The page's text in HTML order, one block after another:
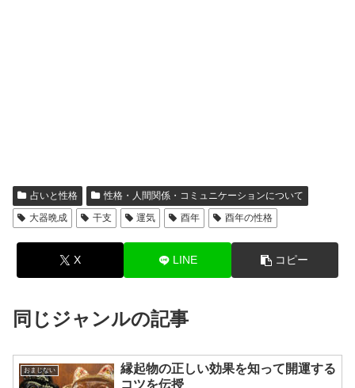
占いと性格
性格・人間関係・コミュニケーションについて
大器晩成
干支 運気 酉年 酉年の性格
X LINE コピー
同じジャンルの記事
おまじない
縁起物の正しい効果を知って開運する
コツを伝授